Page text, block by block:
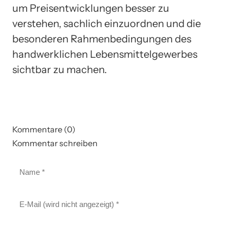
um Preisentwicklungen besser zu
verstehen, sachlich einzuordnen und die
besonderen Rahmenbedingungen des
handwerklichen Lebensmittelgewerbes
sichtbar zu machen.
Kommentare (0)
Kommentar schreiben